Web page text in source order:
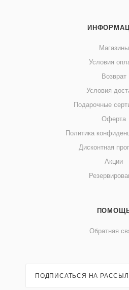
Магазины
Условия
Возврат
Условия
Подарочные
Оферта
Политика
Дисконтная
Акции
Обратная
ПОДПИСАТЬСЯ НА